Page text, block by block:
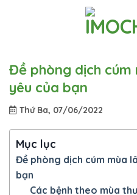
Đề phòng dịch cúm
yêu của bạn
Thứ Ba, 07/06/2022
Mục lục
Đề phòng dịch cúm mùa
bạn
Các bệnh theo mùa